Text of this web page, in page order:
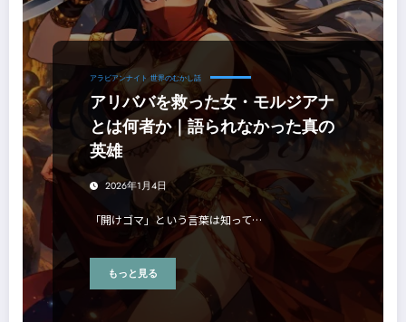
アラビアンナイト 世界のむかし話
アリババを救った女・モルジアナ
とは何者か｜語られなかった真の
英雄
2026年1月4日
「開けゴマ」という言葉は知って…
もっと見る